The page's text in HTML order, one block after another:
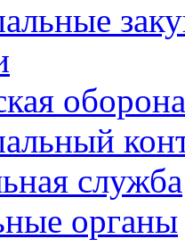
служба
органы